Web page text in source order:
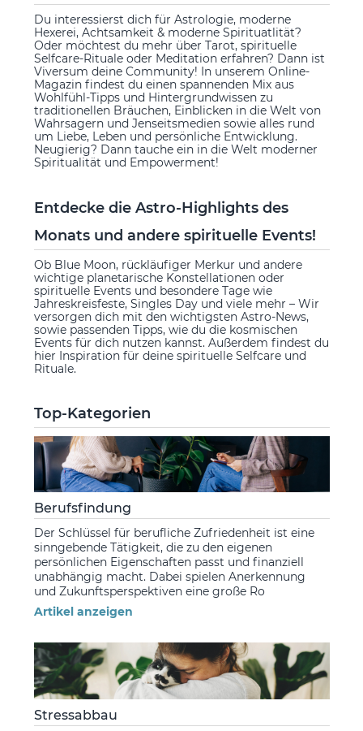
Du interessierst dich für Astrologie, moderne
Hexerei, Achtsamkeit & moderne Spirituatlität?
Oder möchtest du mehr über Tarot, spirituelle
Selfcare-Rituale oder Meditation erfahren? Dann ist
Viversum deine Community! In unserem Online-
Magazin findest du einen spannenden Mix aus
Wohlfühl-Tipps und Hintergrundwissen zu
traditionellen Bräuchen, Einblicken in die Welt von
Wahrsagern und Jenseitsmedien sowie alles rund
um Liebe, Leben und persönliche Entwicklung.
Neugierig? Dann tauche ein in die Welt moderner
Spiritualität und Empowerment!
Entdecke die Astro-Highlights des
Monats und andere spirituelle Events!
Ob Blue Moon, rückläufiger Merkur und andere
wichtige planetarische Konstellationen oder
spirituelle Events und besondere Tage wie
Jahreskreisfeste, Singles Day und viele mehr – Wir
versorgen dich mit den wichtigsten Astro-News,
sowie passenden Tipps, wie du die kosmischen
Events für dich nutzen kannst. Außerdem findest du
hier Inspiration für deine spirituelle Selfcare und
Rituale.
Top-Kategorien
Berufsfindung
Der Schlüssel für berufliche Zufriedenheit ist eine
sinngebende Tätigkeit, die zu den eigenen
persönlichen Eigenschaften passt und finanziell
unabhängig macht. Dabei spielen Anerkennung
und Zukunftsperspektiven eine große Ro
Artikel anzeigen
Stressabbau